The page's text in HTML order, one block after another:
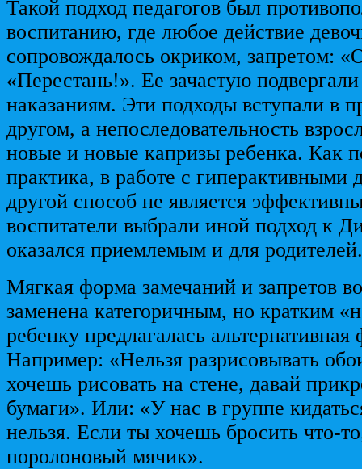
Такой подход педагогов был
воспитанию, где любое действие
сопровождалось окриком, запретом:
«Перестань!». Ее зачастую
наказаниям. Эти подходы вступали в
другом, а непоследовательность
новые и новые капризы ребенка. Как
практика, в работе с гиперактивными
другой способ не является
воспитатели выбрали иной подход к
оказался приемлемым и для родителей.
Мягкая форма замечаний и запретов
заменена категоричным, но кратким
ребенку предлагалась
Например: «Нельзя разрисовывать
хочешь рисовать на стене, давай
бумаги». Или: «У нас в группе
нельзя. Если ты хочешь бросить что-
поролоновый мячик».